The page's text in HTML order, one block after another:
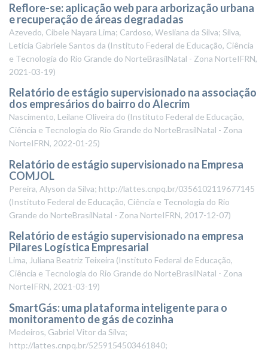
Reflore-se: aplicação web para arborização urbana
e recuperação de áreas degradadas
Azevedo, Cibele Nayara Lima; Cardoso, Wesliana da Silva; Silva,
Letícia Gabriele Santos da (Instituto Federal de Educação, Ciência
e Tecnologia do Rio Grande do NorteBrasilNatal - Zona NorteIFRN,
2021-03-19)
Relatório de estágio supervisionado na associação
dos empresários do bairro do Alecrim
Nascimento, Leilane Oliveira do (Instituto Federal de Educação,
Ciência e Tecnologia do Rio Grande do NorteBrasilNatal - Zona
NorteIFRN, 2022-01-25)
Relatório de estágio supervisionado na Empresa
COMJOL
Pereira, Alyson da Silva; http://lattes.cnpq.br/0356102119677145
(Instituto Federal de Educação, Ciência e Tecnologia do Rio
Grande do NorteBrasilNatal - Zona NorteIFRN, 2017-12-07)
Relatório de estágio supervisionado na empresa
Pilares Logística Empresarial
Lima, Juliana Beatriz Teixeira (Instituto Federal de Educação,
Ciência e Tecnologia do Rio Grande do NorteBrasilNatal - Zona
NorteIFRN, 2021-03-19)
SmartGás: uma plataforma inteligente para o
monitoramento de gás de cozinha
Medeiros, Gabriel Vitor da Silva;
http://lattes.cnpq.br/5259154503461840;